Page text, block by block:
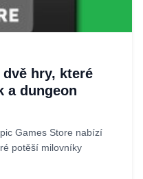
hry, které
a dungeon
Games Store nabízí
potěší milovníky